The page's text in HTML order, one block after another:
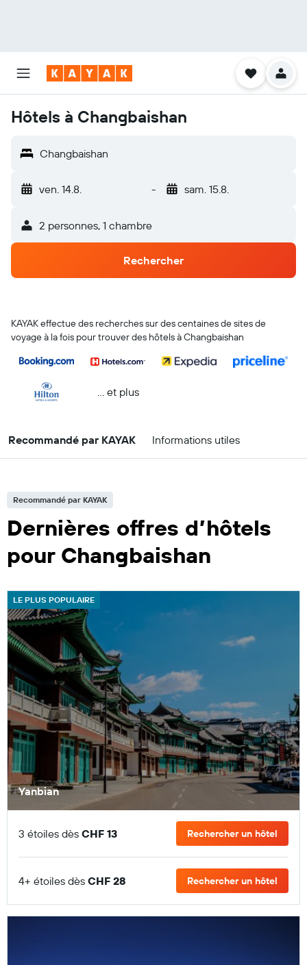
Hôtels à Changbaishan
Changbaishan
ven. 14.8. - sam. 15.8.
2 personnes, 1 chambre
Rechercher
KAYAK effectue des recherches sur des centaines de sites de
voyage à la fois pour trouver des hôtels à Changbaishan
… et plus
Recommandé par KAYAK Informations utiles
Recommandé par KAYAK
Dernières offres d’hôtels
pour Changbaishan
LE PLUS POPULAIRE
Yanbian
3 étoiles dès CHF 13 Rechercher un hôtel
4+ étoiles dès CHF 28 Rechercher un hôtel